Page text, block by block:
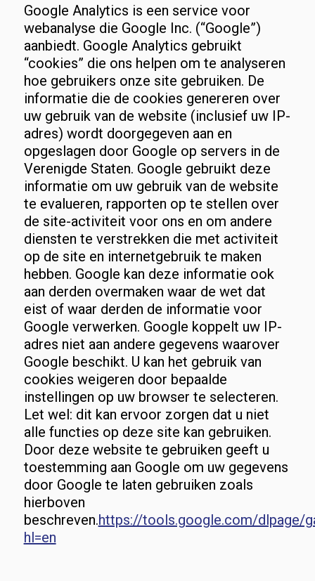
Google Analytics is een service voor
webanalyse die Google Inc. (“Google”)
aanbiedt. Google Analytics gebruikt
“cookies” die ons helpen om te analyseren
hoe gebruikers onze site gebruiken. De
informatie die de cookies genereren over
uw gebruik van de website (inclusief uw IP-
adres) wordt doorgegeven aan en
opgeslagen door Google op servers in de
Verenigde Staten. Google gebruikt deze
informatie om uw gebruik van de website
te evalueren, rapporten op te stellen over
de site-activiteit voor ons en om andere
diensten te verstrekken die met activiteit
op de site en internetgebruik te maken
hebben. Google kan deze informatie ook
aan derden overmaken waar de wet dat
eist of waar derden de informatie voor
Google verwerken. Google koppelt uw IP-
adres niet aan andere gegevens waarover
Google beschikt. U kan het gebruik van
cookies weigeren door bepaalde
instellingen op uw browser te selecteren.
Let wel: dit kan ervoor zorgen dat u niet
alle functies op deze site kan gebruiken.
Door deze website te gebruiken geeft u
toestemming aan Google om uw gegevens
door Google te laten gebruiken zoals
hierboven
beschreven.https://tools.google.com/dlpage/
hl=en